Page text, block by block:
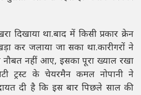
था.बाद में किसी प्रकार क्रेन
कर जलाया जा सका था.कारीगरों ने
नौबत नहीं आए, इसका पूरा ख्याल रखा
ट्रस्ट के चेयरमैन कमल नोपानी ने
दी है कि इस बार पिछले साल की